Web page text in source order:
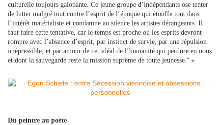
culturelle toujours galopante. Ce jeune groupe d’indépendants ose tenter
de lutter malgré tout contre l’esprit de l’époque qui étouffe tout dans
l’intérêt matérialiste et condamne au silence les artistes dérangeants. Il
faut faire cette tentative, car le temps est proche où les esprits devront
rompre avec l’absence d’esprit, par instinct de survie, par une répulsion
irrépressible, et par amour de cet idéal de l’humanité qui perdure en nous
et dont la sauvegarde reste la mission suprême de toute jeunesse." »
Du peintre au poète